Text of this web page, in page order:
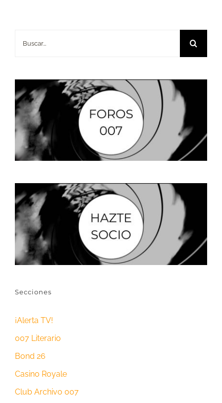
Secciones
¡Alerta TV!
007 Literario
Bond 26
Casino Royale
Club Archivo 007